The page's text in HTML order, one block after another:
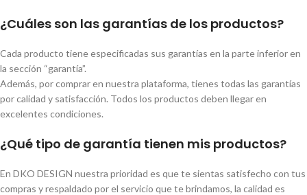
¿Cuáles son las garantías de los productos?
Cada producto tiene especificadas sus garantías en la parte inferior en
la sección “garantía”.
Además, por comprar en nuestra plataforma, tienes todas las garantías
por calidad y satisfacción. Todos los productos deben llegar en
excelentes condiciones.
¿Qué tipo de garantía tienen mis productos?
En DKO DESIGN nuestra prioridad es que te sientas satisfecho con tus
compras y respaldado por el servicio que te brindamos, la calidad es